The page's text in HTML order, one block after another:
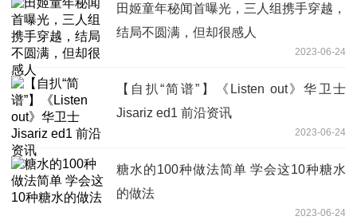
田姬童年秘闻首曝光，三人组携手穿越，
结局不圆满，但却很感人
2023-06-24
【自扒“简谱”】《Listen out》华卫士
Jisariz ed1 前沿资讯
2023-06-24
糖水的100种做法简单 学会这10种糖水
的做法
2023-06-24